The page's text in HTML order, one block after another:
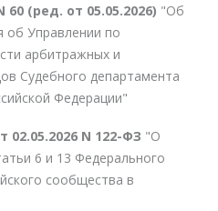
60 (ред. от 05.05.2026) "Об
об Управлении по
арбитражных и
Судебного департамента
Федерации"
N 122-ФЗ "О
6 и 13 Федерального
сообщества в